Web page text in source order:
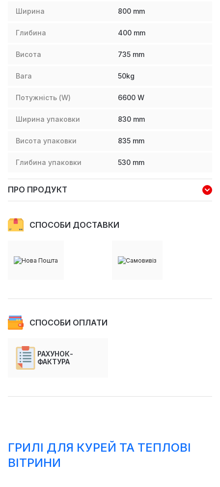
Ширина 800 mm
Глибина 400 mm
Висота 735 mm
Вага 50kg
Потужність (W) 6600 W
Ширина упаковки 830 mm
Висота упаковки 835 mm
Глибина упаковки 530 mm
ПРО ПРОДУКТ
СПОСОБИ ДОСТАВКИ
СПОСОБИ ОПЛАТИ
РАХУНОК-
ФАКТУРА
ГРИЛІ ДЛЯ КУРЕЙ ТА ТЕПЛОВІ
ВІТРИНИ